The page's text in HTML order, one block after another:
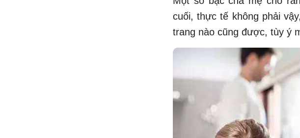
cuối, thực tế không phải
trang nào cũng được, tùy ý